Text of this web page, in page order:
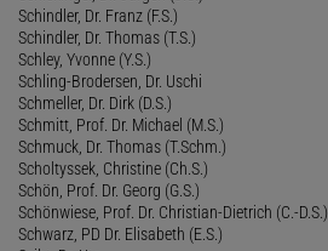
Schindler, Dr. Franz (F.S.)
Schindler, Dr. Thomas (T.S.)
Schley, Yvonne (Y.S.)
Schling-Brodersen, Dr. Uschi
Schmeller, Dr. Dirk (D.S.)
Schmitt, Prof. Dr. Michael (M.S.)
Schmuck, Dr. Thomas (T.Schm.)
Scholtyssek, Christine (Ch.S.)
Schön, Prof. Dr. Georg (G.S.)
Schönwiese, Prof. Dr. Christian-Dietrich (C.-D.S.)
Schwarz, PD Dr. Elisabeth (E.S.)